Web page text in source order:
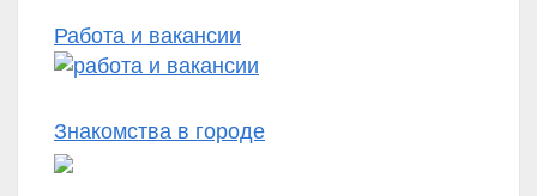
Работа и вакансии
Знакомства в городе